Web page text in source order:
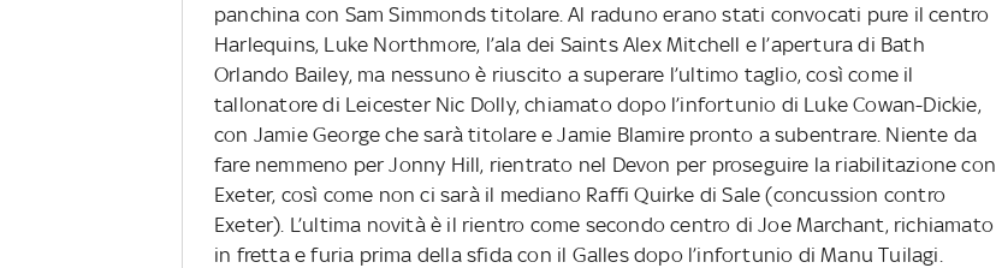
panchina con Sam Simmonds titolare. Al raduno erano stati convocati pure il centro
Harlequins, Luke Northmore, l’ala dei Saints Alex Mitchell e l’apertura di Bath
Orlando Bailey, ma nessuno è riuscito a superare l’ultimo taglio, così come il
tallonatore di Leicester Nic Dolly, chiamato dopo l’infortunio di Luke Cowan-Dickie,
con Jamie George che sarà titolare e Jamie Blamire pronto a subentrare. Niente da
fare nemmeno per Jonny Hill, rientrato nel Devon per proseguire la riabilitazione con
Exeter, così come non ci sarà il mediano Raffi Quirke di Sale (concussion contro
Exeter). L’ultima novità è il rientro come secondo centro di Joe Marchant, richiamato
in fretta e furia prima della sfida con il Galles dopo l’infortunio di Manu Tuilagi.